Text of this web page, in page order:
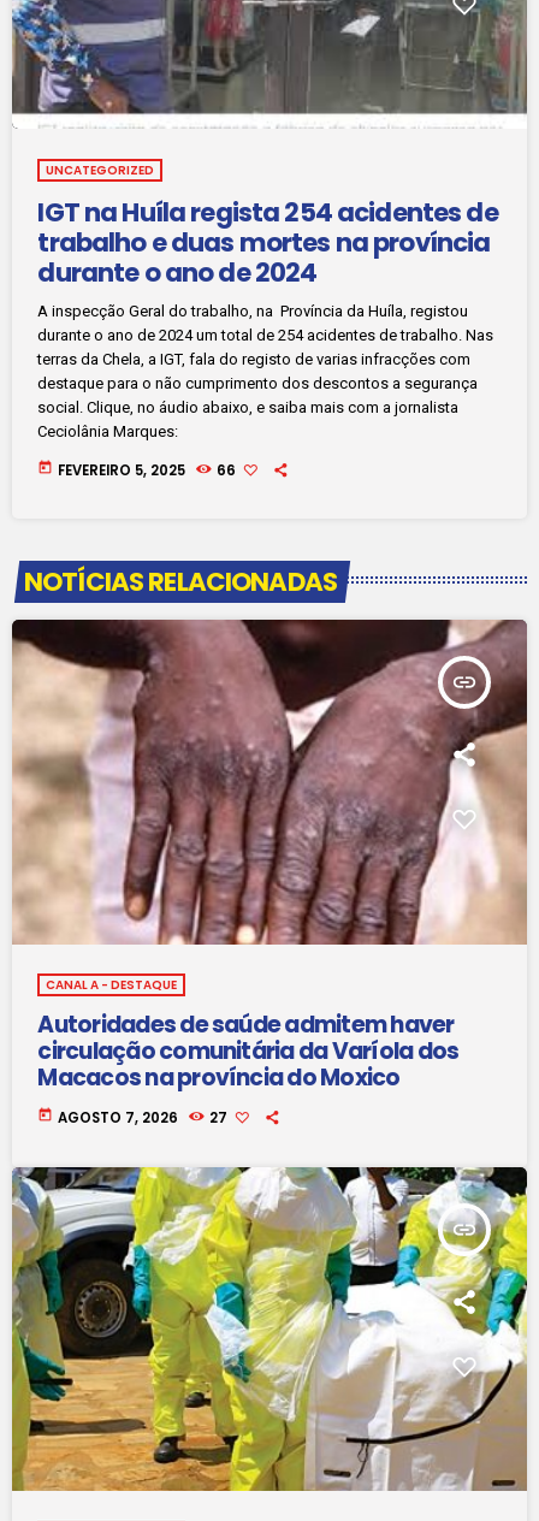
UNCATEGORIZED
IGT na Huíla regista 254 acidentes de
trabalho e duas mortes na província
durante o ano de 2024
A inspecção Geral do trabalho, na Província da Huíla, registou
durante o ano de 2024 um total de 254 acidentes de trabalho. Nas
terras da Chela, a IGT, fala do registo de varias infracções com
destaque para o não cumprimento dos descontos a segurança
social. Clique, no áudio abaixo, e saiba mais com a jornalista
Ceciolânia Marques:
today FEVEREIRO 5, 2025 66
NOTÍCIAS RELACIONADAS
insert_link
CANAL A - DESTAQUE
Autoridades de saúde admitem haver
circulação comunitária da Varíola dos
Macacos na província do Moxico
today AGOSTO 7, 2026 27
insert_link